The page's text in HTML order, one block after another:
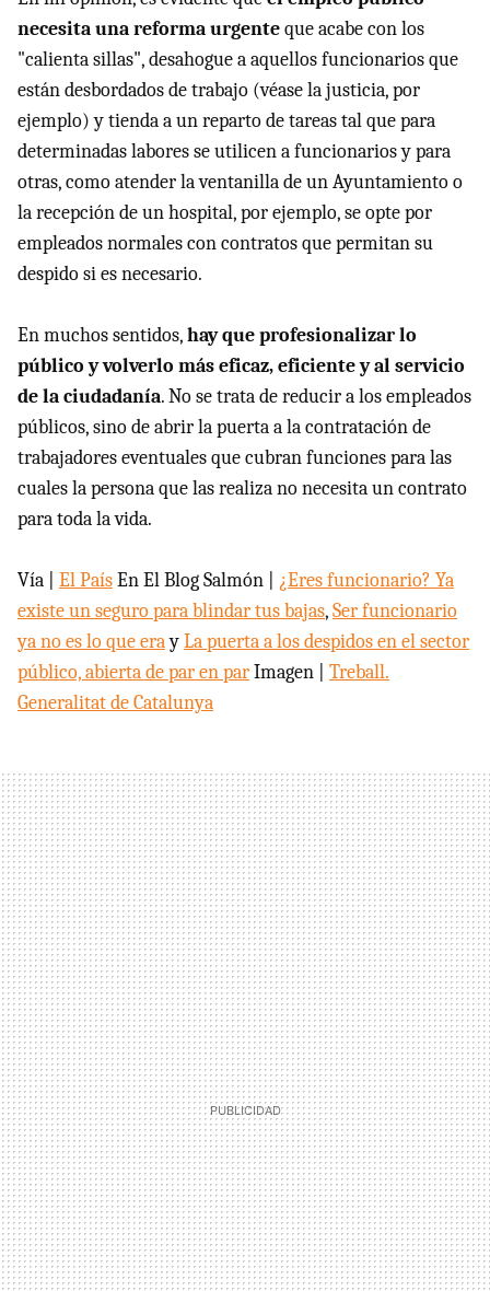
necesita una reforma urgenteque acabe con los
"calienta sillas", desahogue a aquellos funcionarios que
están desbordados de trabajo (véase la justicia, por
ejemplo) y tienda a un reparto de tareas tal que para
determinadas labores se utilicen a funcionarios y para
otras, como atender la ventanilla de un Ayuntamiento o
la recepción de un hospital, por ejemplo, se opte por
empleados normales con contratos que permitan su
despido si es necesario.
En muchos sentidos,hay que profesionalizar lo
público y volverlo más eficaz, eficiente y al servicio
de la ciudadanía. No se trata de reducir a los empleados
públicos, sino de abrir la puerta a la contratación de
trabajadores eventuales que cubran funciones para las
cuales la persona que las realiza no necesita un contrato
para toda la vida.
Vía | El PaísEn El Blog Salmón | ¿Eres funcionario? Ya
existe un seguro para blindar tus bajas,Ser funcionario
ya no es lo que erayLa puerta a los despidos en el sector
público, abierta de par en parImagen | Treball.
Generalitat de Catalunya